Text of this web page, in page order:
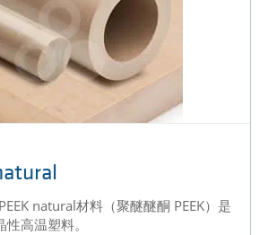
natural材料（聚醚醚酮 PEEK）是
高温塑料。